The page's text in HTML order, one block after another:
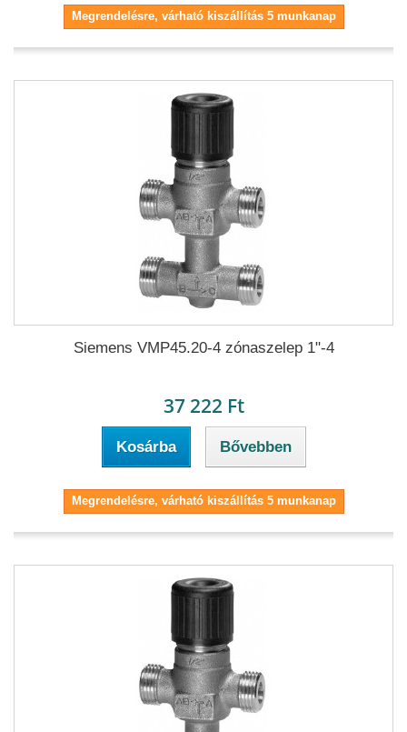
Megrendelésre, várható kiszállítás 5 munkanap
Siemens VMP45.20-4 zónaszelep 1"-4
37 222 Ft
Kosárba Bővebben
Megrendelésre, várható kiszállítás 5 munkanap